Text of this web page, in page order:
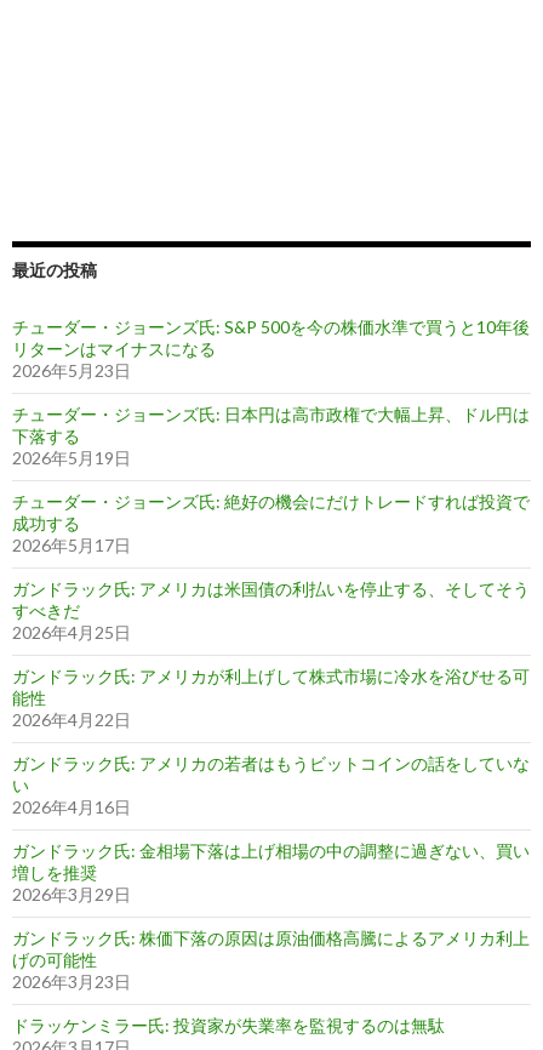
最近の投稿
チューダー・ジョーンズ氏: S&P 500を今の株価水準で買うと10年後
リターンはマイナスになる
2026年5月23日
チューダー・ジョーンズ氏: 日本円は高市政権で大幅上昇、ドル円は
下落する
2026年5月19日
チューダー・ジョーンズ氏: 絶好の機会にだけトレードすれば投資で
成功する
2026年5月17日
ガンドラック氏: アメリカは米国債の利払いを停止する、そしてそう
すべきだ
2026年4月25日
ガンドラック氏: アメリカが利上げして株式市場に冷水を浴びせる可
能性
2026年4月22日
ガンドラック氏: アメリカの若者はもうビットコインの話をしていな
い
2026年4月16日
ガンドラック氏: 金相場下落は上げ相場の中の調整に過ぎない、買い
増しを推奨
2026年3月29日
ガンドラック氏: 株価下落の原因は原油価格高騰によるアメリカ利上
げの可能性
2026年3月23日
ドラッケンミラー氏: 投資家が失業率を監視するのは無駄